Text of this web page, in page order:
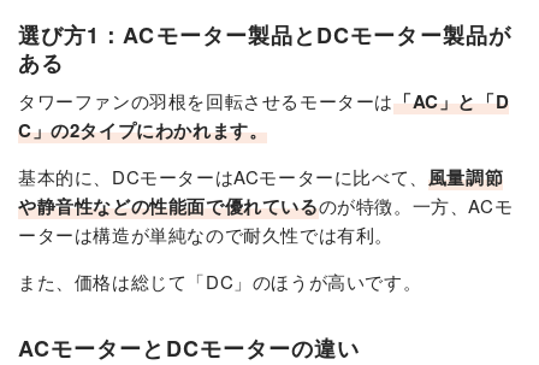
選び方1：ACモーター製品とDCモーター製品が
ある
タワーファンの羽根を回転させるモーターは「AC」と「D
C」の2タイプにわかれます。
基本的に、DCモーターはACモーターに比べて、 風量調節
や静音性などの性能面で優れているのが特徴。一方、ACモ
ーターは構造が単純なので耐久性では有利。
また、価格は総じて「DC」のほうが高いです。
ACモーターとDCモーターの違い